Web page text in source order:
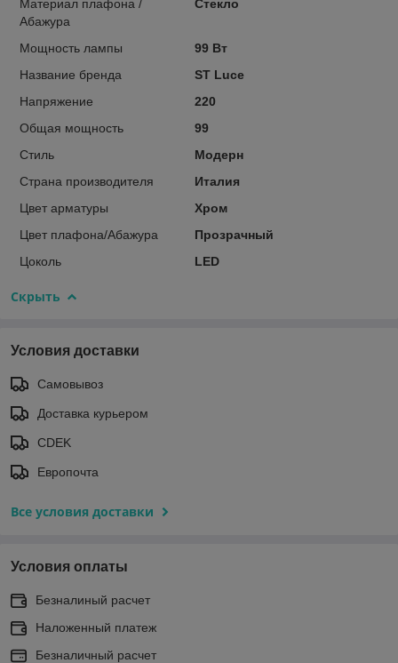
Материал плафона /
Абажура
Стекло
Мощность лампы
99 Вт
Название бренда
ST Luce
Напряжение
220
Общая мощность
99
Стиль
Модерн
Страна производителя
Италия
Цвет арматуры
Хром
Цвет плафона/Абажура
Прозрачный
Цоколь
LED
Скрыть
Условия доставки
Самовывоз
Доставка курьером
CDEK
Европочта
Все условия доставки
Условия оплаты
Безналиный расчет
Наложенный платеж
Безналичный расчет